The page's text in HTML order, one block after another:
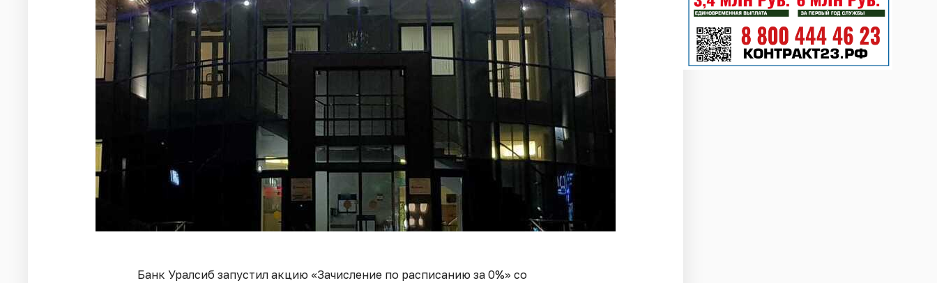
Банк Уралсиб запустил акцию «Зачисление по расписанию за 0%» со